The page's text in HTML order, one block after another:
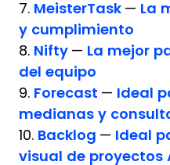
7. MeisterTask — La
y cumplimiento
8. Nifty — La mejor
del equipo
9. Forecast — Ideal
medianas y
10. Backlog — Ideal
visual de proyectos